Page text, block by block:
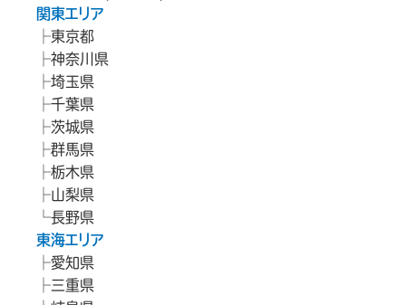
関東エリア
東京都
神奈川県
埼玉県
千葉県
茨城県
群馬県
栃木県
山梨県
長野県
東海エリア
愛知県
三重県